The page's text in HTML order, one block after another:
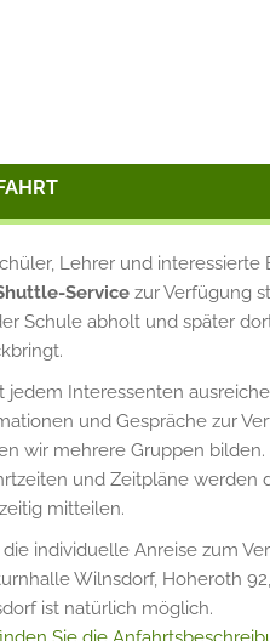
Lehrer und interessierte
Servicezur Verfügung
Schule abholt und später
jedem Interessenten
und Gespräche zur
wir mehrere Gruppen bilden.
und Zeitpläne werden
mitteilen.
individuelle Anreise zum
Wilnsdorf, Hoheroth
ist natürlich möglich.